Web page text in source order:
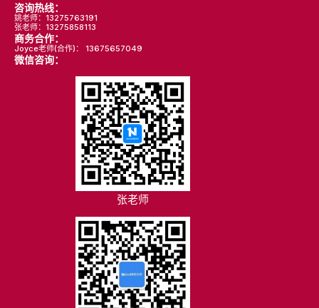
咨询热线：
姚老师：13275763191
张老师：13275858113
商务合作：
Joyce老师(合作)： 13675657049
微信咨询：
张老师